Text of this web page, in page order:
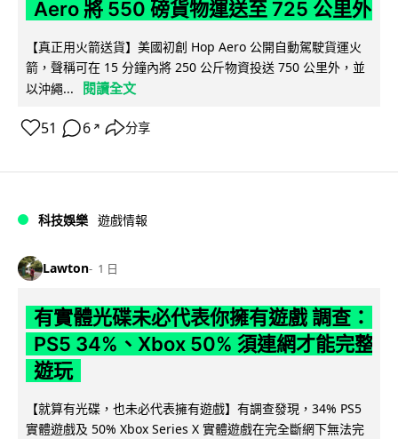
Aero 將 550 磅貨物運送至 725 公里外
【真正用火箭送貨】美國初創 Hop Aero 公開自動駕駛貨運火
箭，聲稱可在 15 分鐘內將 250 公斤物資投送 750 公里外，並
以沖繩...
閱讀全文
51 6 ↗ 分享
科技娛樂 遊戲情報
Lawton 1 日
有實體光碟未必代表你擁有遊戲 調查：
PS5 34%、Xbox 50% 須連網才能完整
遊玩
【就算有光碟，也未必代表擁有遊戲】有調查發現，34% PS5
實體遊戲及 50% Xbox Series X 實體遊戲在完全斷網下無法完